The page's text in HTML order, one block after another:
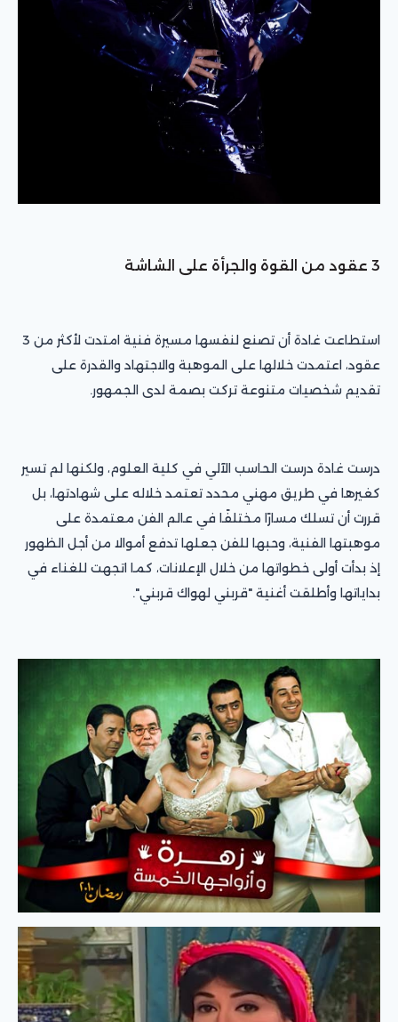
3 عقود من القوة والجرأة على الشاشة
استطاعت غادة أن تصنع لنفسها مسيرة فنية امتدت لأكثر من 3
عقود، اعتمدت خلالها على الموهبة والاجتهاد والقدرة على
تقديم شخصيات متنوعة تركت بصمة لدى الجمهور.
درست غادة درست الحاسب الآلي في كلية العلوم، ولكنها لم تسير
كغيرها في طريق مهني محدد تعتمد خلاله على شهادتها، بل
قررت أن تسلك مسارًا مختلفًا في عالم الفن معتمدة على
موهبتها الفنية، وحبها للفن جعلها تدفع أموالا من أجل الظهور
إذ بدأت أولى خطواتها من خلال الإعلانات، كما اتجهت للغناء في
بداياتها وأطلقت أغنية "قربني لهواك قربني".